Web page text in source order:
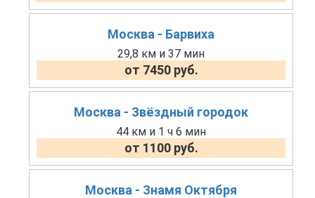
Москва - Барвиха
29,8 км и 37 мин
от 7450 руб.
Москва - Звёздный городок
44 км и 1 ч 6 мин
от 1100 руб.
Москва - Знамя Октября